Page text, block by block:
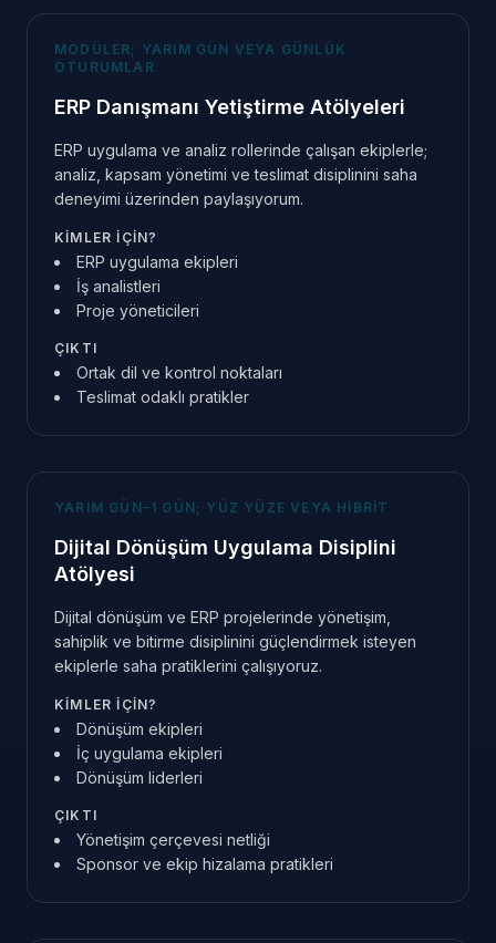
MODÜLER; YARIM GÜN VEYA GÜNLÜK
OTURUMLAR
ERP Danışmanı Yetiştirme Atölyeleri
ERP uygulama ve analiz rollerinde çalışan ekiplerle;
analiz, kapsam yönetimi ve teslimat disiplinini saha
deneyimi üzerinden paylaşıyorum.
KIMLER IÇIN?
ERP uygulama ekipleri
İş analistleri
Proje yöneticileri
ÇIKTI
Ortak dil ve kontrol noktaları
Teslimat odaklı pratikler
YARIM GÜN–1 GÜN; YÜZ YÜZE VEYA HIBRIT
Dijital Dönüşüm Uygulama Disiplini
Atölyesi
Dijital dönüşüm ve ERP projelerinde yönetişim,
sahiplik ve bitirme disiplinini güçlendirmek isteyen
ekiplerle saha pratiklerini çalışıyoruz.
KIMLER IÇIN?
Dönüşüm ekipleri
İç uygulama ekipleri
Dönüşüm liderleri
ÇIKTI
Yönetişim çerçevesi netliği
Sponsor ve ekip hizalama pratikleri